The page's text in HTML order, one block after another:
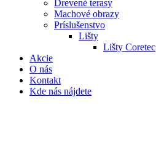
Drevené terasy
Machové obrazy
Príslušenstvo
Lišty
Lišty Coretec
Akcie
O nás
Kontakt
Kde nás nájdete